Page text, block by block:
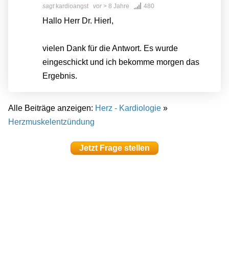
sagt kardioangst vor> 8 Jahre 480
Hallo Herr Dr. Hierl,
vielen Dank für die Antwort. Es wurde
eingeschickt und ich bekomme morgen das
Ergebnis.
Alle Beiträge anzeigen: Herz - Kardiologie »
Herzmuskelentzündung
Jetzt Frage stellen